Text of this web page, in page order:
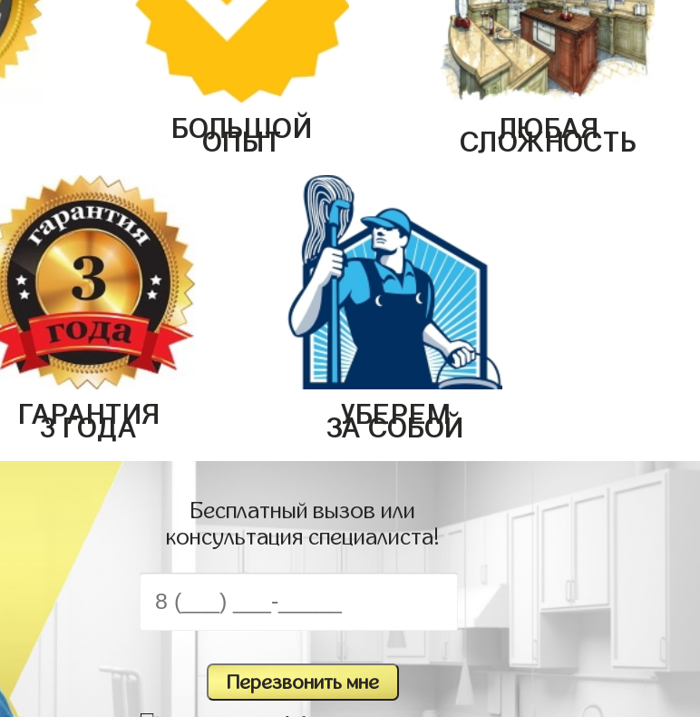
БОЛЬШОЙ
ОПЫТ ЛЮБАЯ
СЛОЖНОСТЬ
ГАРАНТИЯ
3 ГОДА УБЕРЕМ
ЗА СОБОЙ
Бесплатный вызов или
консультация специалиста!